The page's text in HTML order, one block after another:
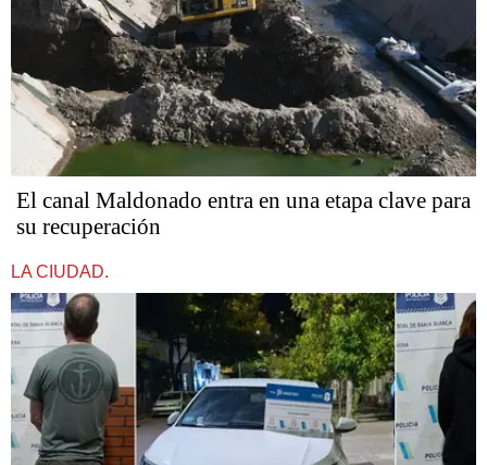
El canal Maldonado entra en una etapa clave para
su recuperación
LA CIUDAD.